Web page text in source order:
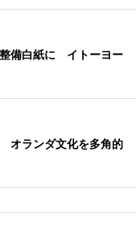
整備白紙に イトーヨー
オランダ文化を多角的